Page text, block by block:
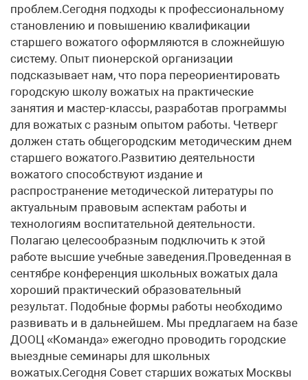
проблем.Сегодня подходы к профессиональному
становлению и повышению квалификации
старшего вожатого оформляются в сложнейшую
систему. Опыт пионерской организации
подсказывает нам, что пора переориентировать
городскую школу вожатых на практические
занятия и мастер-классы, разработав программы
для вожатых с разным опытом работы. Четверг
должен стать общегородским методическим днем
старшего вожатого.Развитию деятельности
вожатого способствуют издание и
распространение методической литературы по
актуальным правовым аспектам работы и
технологиям воспитательной деятельности.
Полагаю целесообразным подключить к этой
работе высшие учебные заведения.Проведенная в
сентябре конференция школьных вожатых дала
хороший практический образовательный
результат. Подобные формы работы необходимо
развивать и в дальнейшем. Мы предлагаем на базе
ДООЦ «Команда» ежегодно проводить городские
выездные семинары для школьных
вожатых.Сегодня Совет старших вожатых Москвы